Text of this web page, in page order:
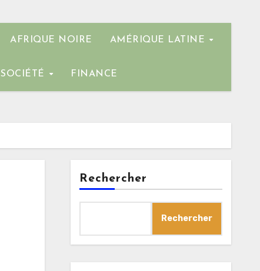
AFRIQUE NOIRE AMÉRIQUE LATINE
SOCIÉTÉ FINANCE
Rechercher
Rechercher